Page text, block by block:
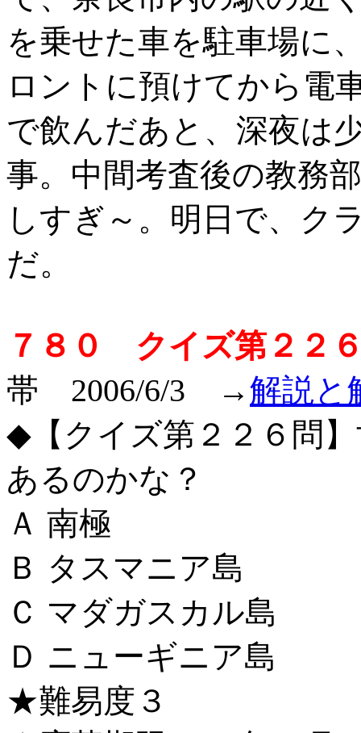
を乗せた車を駐車場に
ロントに預けてから電
で飲んだあと、深夜は
事。中間考査後の教務
しすぎ～。明日で、ク
だ。
７８０ クイズ第２２
帯 2006/6/3 →解説と
◆【クイズ第２２６問
あるのかな？
Ａ 南極
Ｂ タスマニア島
Ｃ マダガスカル島
Ｄ ニューギニア島
★難易度３